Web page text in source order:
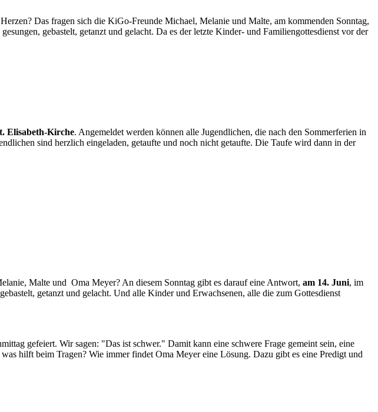
Das fragen sich die KiGo-Freunde Michael, Melanie und Malte, am kommenden Sonntag,
gebastelt, getanzt und gelacht. Da es der letzte Kinder- und Familiengottesdienst vor der
Elisabeth-Kirche. Angemeldet werden können alle Jugendlichen, die nach den Sommerferien in
sind herzlich eingeladen, getaufte und noch nicht getaufte. Die Taufe wird dann in der
Malte und Oma Meyer? An diesem Sonntag gibt es darauf eine Antwort, am 14. Juni, im
getanzt und gelacht. Und alle Kinder und Erwachsenen, alle die zum Gottesdienst
gefeiert. Wir sagen: "Das ist schwer." Damit kann eine schwere Frage gemeint sein, eine
hilft beim Tragen? Wie immer findet Oma Meyer eine Lösung. Dazu gibt es eine Predigt und